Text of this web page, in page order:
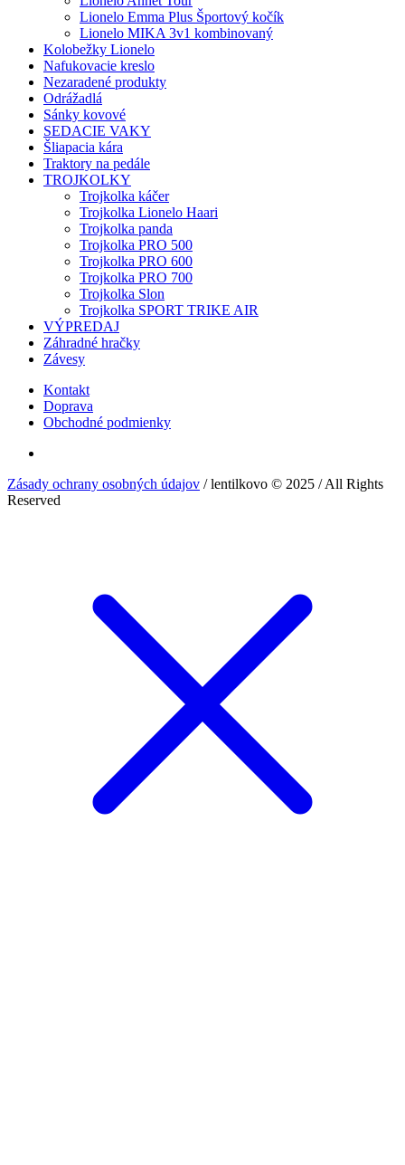
Lionelo Emma Plus Športový kočík
Lionelo MIKA 3v1 kombinovaný
Kolobežky Lionelo
Nafukovacie kreslo
Nezaradené produkty
Odrážadlá
Sánky kovové
SEDACIE VAKY
Šliapacia kára
Traktory na pedále
TROJKOLKY
Trojkolka káčer
Trojkolka Lionelo Haari
Trojkolka panda
Trojkolka PRO 500
Trojkolka PRO 600
Trojkolka PRO 700
Trojkolka Slon
Trojkolka SPORT TRIKE AIR
VÝPREDAJ
Záhradné hračky
Závesy
Kontakt
Doprava
Obchodné podmienky
Zásady ochrany osobných údajov / lentilkovo © 2025 / All Rights
Reserved